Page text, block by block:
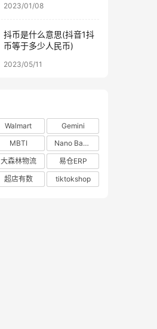
2023/01/08
抖币是什么意思(抖音1抖
币等于多少人民币)
2023/05/11
Walmart
Gemini
MBTI
Nano Banana
大森林物流
易仓ERP
超店有数 tiktokshop